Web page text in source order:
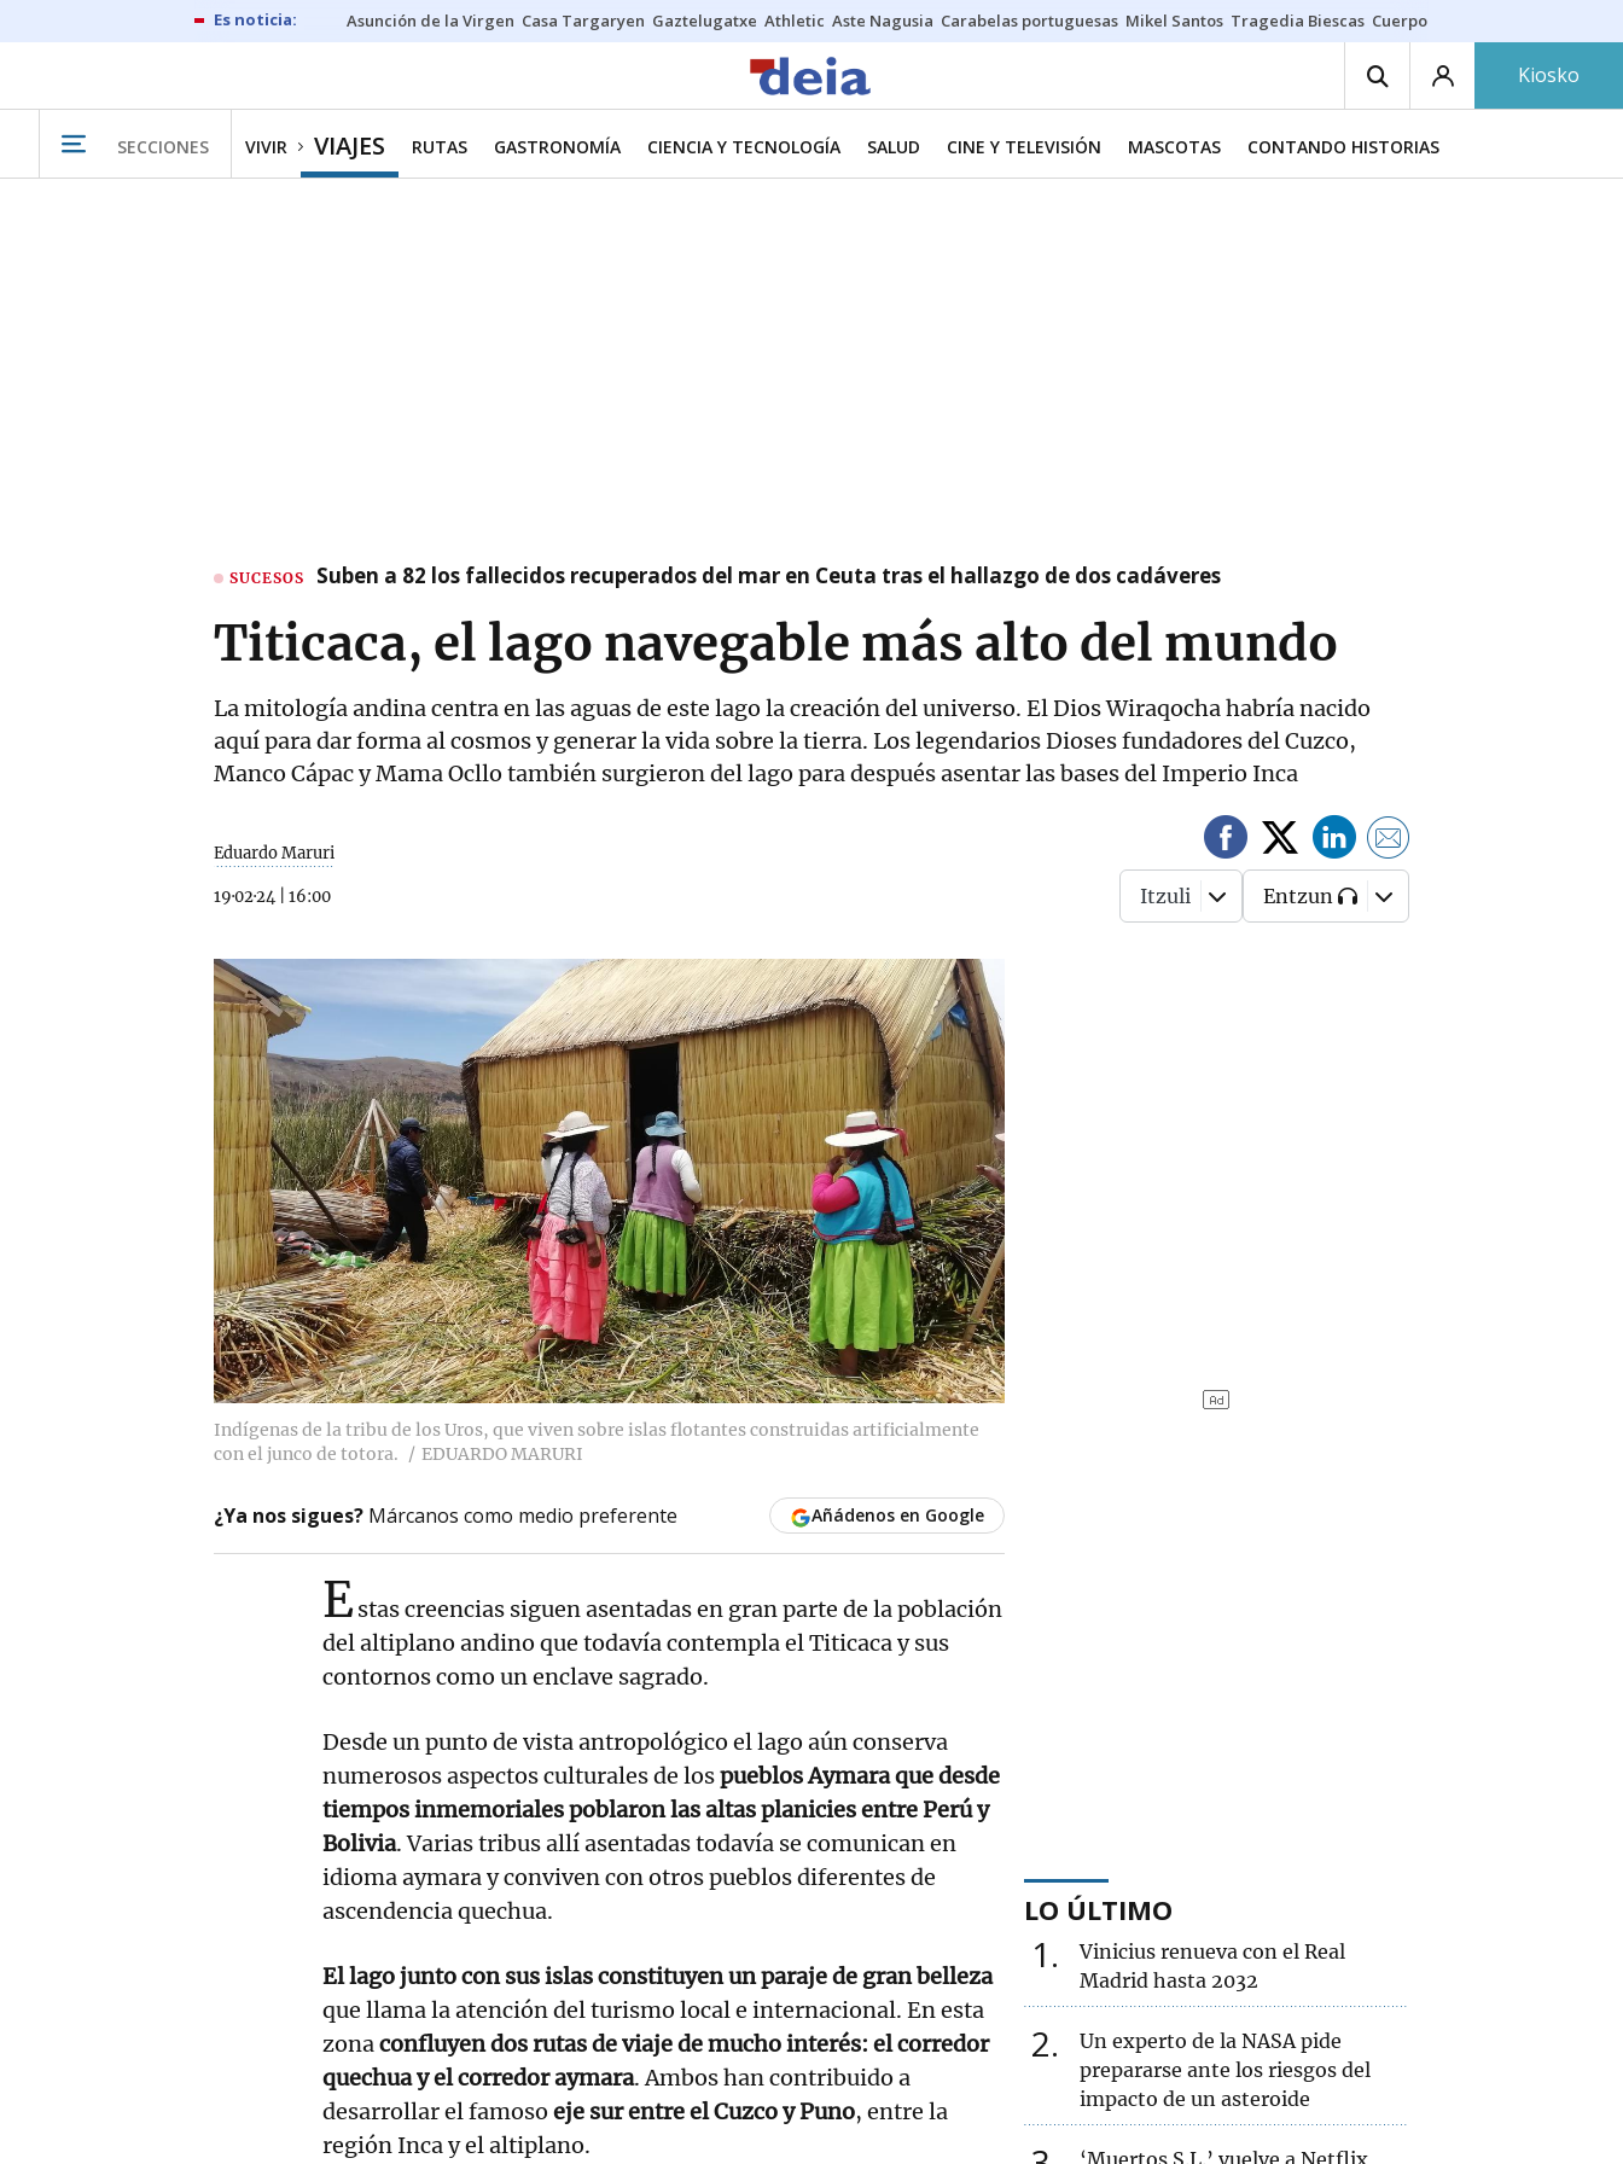
Asunción de la Virgen Casa Targaryen Gaztelugatxe Athletic Aste Nagusia Carabelas portuguesas Mikel Santos Tragedia Biescas Cuerpo ría
Kiosko
SECCIONES VIVIR VIAJES RUTAS GASTRONOMÍA CIENCIA Y TECNOLOGÍA SALUD CINE Y TELEVISIÓN MASCOTAS CONTANDO HISTORIAS
SUCESOS Suben a 82 los fallecidos recuperados del mar en Ceuta tras el hallazgo de dos cadáveres
Titicaca, el lago navegable más alto del mundo
La mitología andina centra en las aguas de este lago la creación del universo. El Dios Wiraqocha habría nacido
aquí para dar forma al cosmos y generar la vida sobre la tierra. Los legendarios Dioses fundadores del Cuzco,
Manco Cápac y Mama Ocllo también surgieron del lago para después asentar las bases del Imperio Inca
Eduardo Maruri
19·02·24 16:00 Itzuli Entzun
Indígenas de la tribu de los Uros, que viven sobre islas flotantes construidas artificialmente
con el junco de totora.
EDUARDO MARURI
¿Ya nos sigues? Márcanos como medio preferente Añádenos en Google
Estas creencias siguen asentadas en gran parte de la población
del altiplano andino que todavía contempla el Titicaca y sus
contornos como un enclave sagrado.
Desde un punto de vista antropológico el lago aún conserva
numerosos aspectos culturales de lospueblos Aymara que desde
tiempos inmemoriales poblaron las altas planicies entre Perú y
Bolivia. Varias tribus allí asentadas todavía se comunican en
idioma aymara y conviven con otros pueblos diferentes de
ascendencia quechua.
El lago junto con sus islas constituyen un paraje de gran belleza
que llama la atención del turismo local e internacional. En esta
zonaconfluyen dos rutas de viaje de mucho interés: el corredor
quechua y el corredor aymara. Ambos han contribuido a
desarrollar el famoso eje sur entre el Cuzco y Puno, entre la
región Inca y el altiplano.
LO ÚLTIMO
1
Vinicius renueva con el Real
Madrid hasta 2032
2
Un experto de la NASA pide
prepararse ante los riesgos del
impacto de un asteroide
‘Muertos S.L.’ vuelve a Netflix